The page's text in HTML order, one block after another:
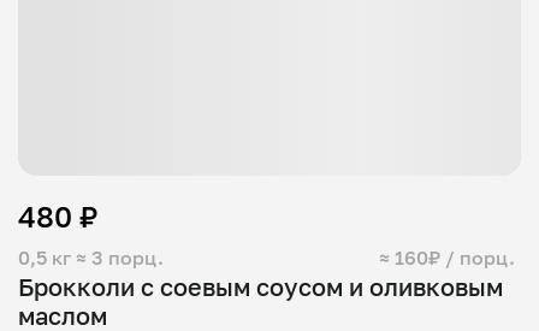
Брокколи с соевым соусом и оливковым
маслом
0,5 кг ≈ 3 порц. ≈ 160₽ / порц.
480 ₽